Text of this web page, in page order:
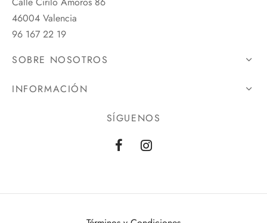
46004 Valencia
96 167 22 19
SOBRE NOSOTROS
INFORMACIÓN
SÍGUENOS